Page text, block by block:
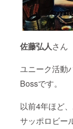
佐藤弘人さん
ユニーク活動
Bossです。
以前4年ほど
サッポロビー